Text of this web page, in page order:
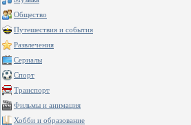
Общество
Путешествия и события
Развлечения
Сериалы
Спорт
Транспорт
Фильмы и анимация
Хобби и образование